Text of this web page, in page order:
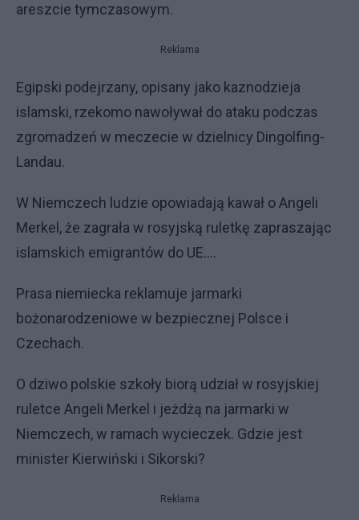
areszcie tymczasowym.
Reklama
Egipski podejrzany, opisany jako kaznodzieja
islamski, rzekomo nawoływał do ataku podczas
zgromadzeń w meczecie w dzielnicy Dingolfing-
Landau.
W Niemczech ludzie opowiadają kawał o Angeli
Merkel, że zagrała w rosyjską ruletkę zapraszając
islamskich emigrantów do UE....
Prasa niemiecka reklamuje jarmarki
bożonarodzeniowe w bezpiecznej Polsce i
Czechach.
O dziwo polskie szkoły biorą udział w rosyjskiej
ruletce Angeli Merkel i jeżdżą na jarmarki w
Niemczech, w ramach wycieczek. Gdzie jest
minister Kierwiński i Sikorski?
Reklama